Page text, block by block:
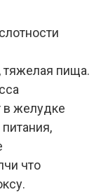
пища.
желудке
что